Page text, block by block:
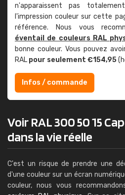
n'apparaissent pas
l'impression couleur sur cette
référence. Nous vous
éventail de couleurs RAL
bonne couleur. Vous pouvez
RAL pour seulement €154,95
Infos / commande
Voir RAL 300 50 15
dans la vie réelle
C'est un risque de prendre une
d'une couleur sur un écran
couleur, nous vous